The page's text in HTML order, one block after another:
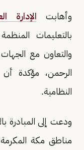
وأهابت الإدارة
والتعاون مع
الرحمن، مؤكدة أن
النظامية.
مناطق مكة المكرمة